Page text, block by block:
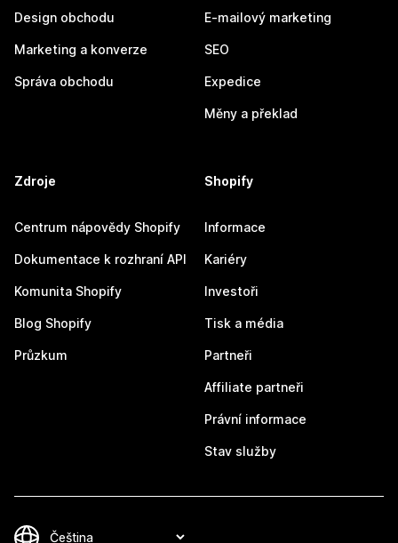
Design obchodu
Marketing a konverze
Správa obchodu
E-mailový marketing
SEO
Expedice
Měny a překlad
Zdroje
Centrum nápovědy Shopify
Dokumentace k rozhraní API
Komunita Shopify
Blog Shopify
Průzkum
Shopify
Informace
Kariéry
Investoři
Tisk a média
Partneři
Affiliate partneři
Právní informace
Stav služby